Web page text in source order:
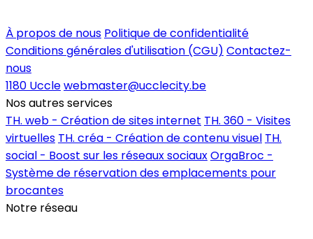
À propos de nous Politique de confidentialité
Conditions générales d'utilisation (CGU) Contactez-
nous
1180 Ucclewebmaster@ucclecity.be
Nos autres services
TH. web - Création de sites internet TH. 360 - Visites
virtuelles TH. créa - Création de contenu visuel TH.
social - Boost sur les réseaux sociauxOrgaBroc -
Système de réservation des emplacements pour
brocantes
Notre réseau